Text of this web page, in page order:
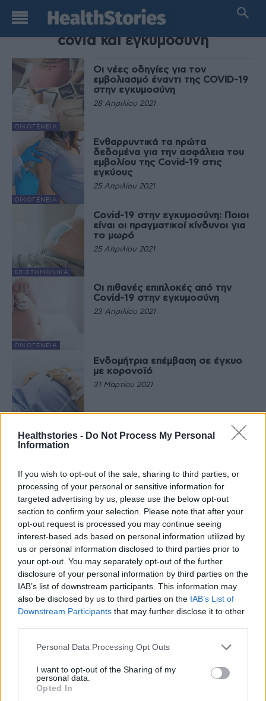
Healthstories - Do Not Process My Personal
Information
If you wish to opt-out of the sale, sharing to third parties, or
processing of your personal or sensitive information for
targeted advertising by us, please use the below opt-out
section to confirm your selection. Please note that after your
opt-out request is processed you may continue seeing
interest-based ads based on personal information utilized by
us or personal information disclosed to third parties prior to
your opt-out. You may separately opt-out of the further
disclosure of your personal information by third parties on the
IAB’s list of downstream participants. This information may
also be disclosed by us to third parties on the IAB’s List of
Downstream Participants that may further disclose it to other
Personal Data Processing Opt Outs
I want to opt-out of the Sharing of my
personal data.
Opted In
TAG
covid και εγκυμοσύνη
ΟΙΚΟΓΈΝΕΙΑ
Οι νέες οδηγίες για τον
εμβολιασμό έναντι της COVID-19
στην εγκυμοσύνη
28 Απριλίου 2021
ΟΙΚΟΓΈΝΕΙΑ
Ενθαρρυντικά τα πρώτα
δεδομένα για την ασφάλεια του
εμβολίου της Covid-19 στις
εγκύους
25 Απριλίου 2021
EΠΙΣΤΗΜΟΝΙΚΆ
Covid-19 στην εγκυμοσύνη: Ποιοι
είναι οι πραγματικοί κίνδυνοι για
το μωρό
25 Απριλίου 2021
ΟΙΚΟΓΈΝΕΙΑ
Οι πιθανές επιπλοκές από την
Covid-19 στην εγκυμοσύνη
23 Απριλίου 2021
Ενδομήτρια επέμβαση σε έγκυο
με κορονοϊό
31 Μαρτίου 2021
ΟΙΚΟΓΈΝΕΙΑ
Ναι στον εμβολιασμό των
εγκύων για τον κορονοϊό, λένε
26 Μαρτίου 2021
Τελευταία Νέα
9 πράγματα που δεν πρέπει να
λέτε σε έναν επισκέπτη
27 Φεβρουαρίου 2026
γεννηθεί μέσω εξωσωματικής, με
27 Φεβρουαρίου 2026